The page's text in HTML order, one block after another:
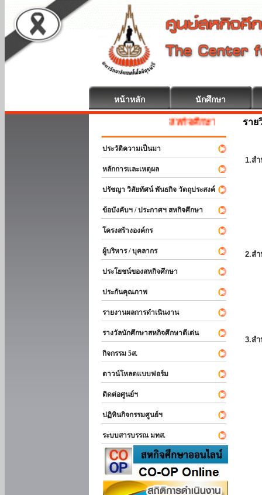
หน้าหลัก นักศึกษา
สหกิจศึกษา ยินดีต้อนรับ
ประวัติความเป็นมา
หลักการและเหตุผล
ปรัชญา วิสัยทัศน์ พันธกิจ วัตถุประสงค์
ข้อบังคับฯ / ประกาศฯ สหกิจศึกษา
โครงสร้างองค์กร
ผู้บริหาร / บุคลากร
ประโยชน์ของสหกิจศึกษา
ประกันคุณภาพ
รายงานผลการดำเนินงาน
รางวัลนักศึกษาสหกิจศึกษาดีเด่น
กิจกรรม 5ส.
ดาวน์โหลดแบบฟอร์ม
ติดต่อศูนย์ฯ
ปฏิทินกิจกรรมศูนย์ฯ
ระบบสารบรรณ มทส.
ราย
1.ส
2.ส
3.ส